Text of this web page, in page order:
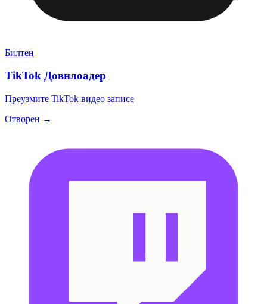
Билтен
TikTok Довнлоадер
Преузмите TikTok видео записе
Отворен →